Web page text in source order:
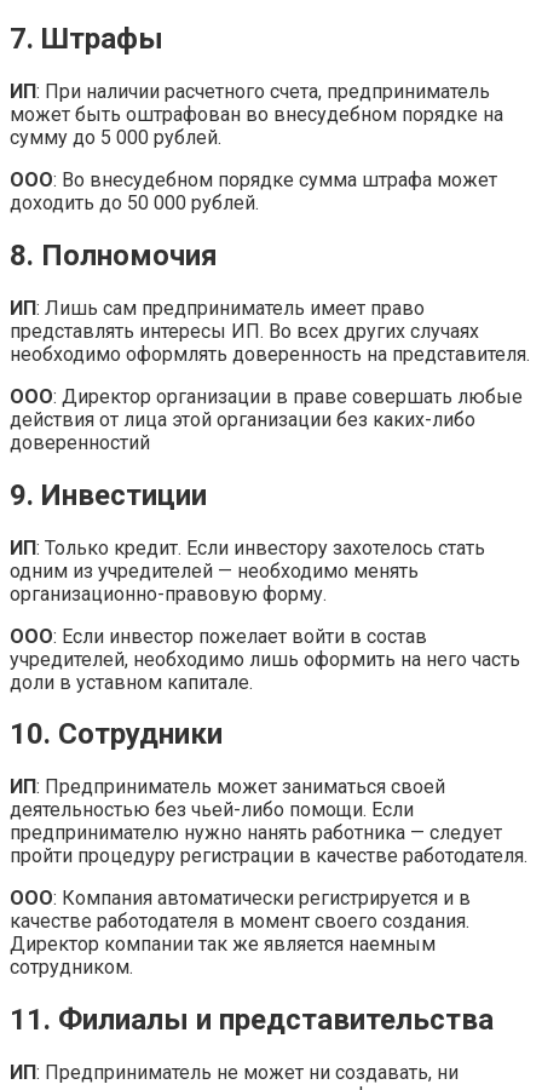
7. Штрафы
ИП: При наличии расчетного счета, предприниматель
может быть оштрафован во внесудебном порядке на
сумму до 5 000 рублей.
ООО: Во внесудебном порядке сумма штрафа может
доходить до 50 000 рублей.
8. Полномочия
ИП: Лишь сам предприниматель имеет право
представлять интересы ИП. Во всех других случаях
необходимо оформлять доверенность на представителя.
ООО: Директор организации в праве совершать любые
действия от лица этой организации без каких-либо
доверенностий
9. Инвестиции
ИП: Только кредит. Если инвестору захотелось стать
одним из учредителей — необходимо менять
организационно-правовую форму.
ООО: Если инвестор пожелает войти в состав
учредителей, необходимо лишь оформить на него часть
доли в уставном капитале.
10. Сотрудники
ИП: Предприниматель может заниматься своей
деятельностью без чьей-либо помощи. Если
предпринимателю нужно нанять работника — следует
пройти процедуру регистрации в качестве работодателя.
ООО: Компания автоматически регистрируется и в
качестве работодателя в момент своего создания.
Директор компании так же является наемным
сотрудником.
11. Филиалы и представительства
ИП: Предприниматель не может ни создавать, ни